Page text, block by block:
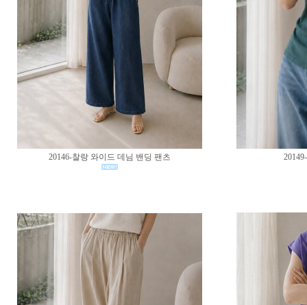
20146-찰랑 와이드 데님 밴딩 팬츠